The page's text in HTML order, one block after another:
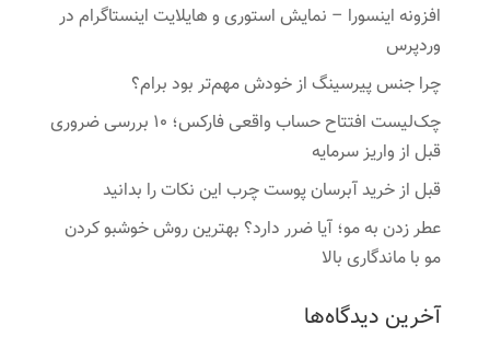
افزونه اینسورا – نمایش استوری و هایلایت اینستاگرام در
وردپرس
چرا جنس پیرسینگ از خودش مهم‌تر بود برام؟
چک‌لیست افتتاح حساب واقعی فارکس؛ ۱۰ بررسی ضروری
قبل از واریز سرمایه
قبل از خرید آبرسان پوست چرب این نکات را بدانید
عطر زدن به مو؛ آیا ضرر دارد؟ بهترین روش خوشبو کردن
مو با ماندگاری بالا
آخرین دیدگاه‌ها